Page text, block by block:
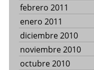
febrero 2011
enero 2011
diciembre 2010
noviembre 2010
octubre 2010